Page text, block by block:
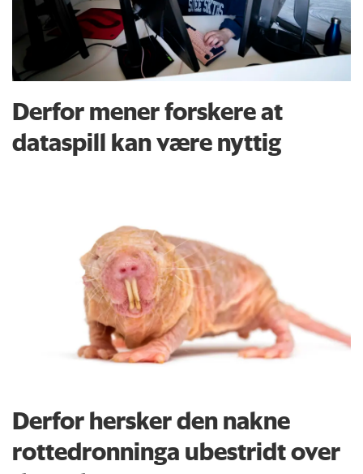
Derfor mener forskere at
dataspill kan være nyttig
Derfor hersker den nakne
rottedronninga ubestridt over